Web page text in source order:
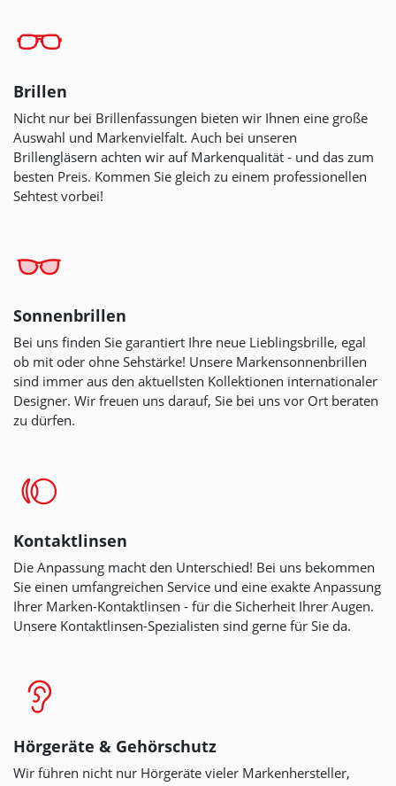
Brillen
Nicht nur bei Brillenfassungen bieten wir Ihnen eine große
Auswahl und Markenvielfalt. Auch bei unseren
Brillengläsern achten wir auf Markenqualität - und das zum
besten Preis. Kommen Sie gleich zu einem professionellen
Sehtest vorbei!
Sonnenbrillen
Bei uns finden Sie garantiert Ihre neue Lieblingsbrille, egal
ob mit oder ohne Sehstärke! Unsere Markensonnenbrillen
sind immer aus den aktuellsten Kollektionen internationaler
Designer. Wir freuen uns darauf, Sie bei uns vor Ort beraten
zu dürfen.
Kontaktlinsen
Die Anpassung macht den Unterschied! Bei uns bekommen
Sie einen umfangreichen Service und eine exakte Anpassung
Ihrer Marken-Kontaktlinsen - für die Sicherheit Ihrer Augen.
Unsere Kontaktlinsen-Spezialisten sind gerne für Sie da.
Hörgeräte & Gehörschutz
Wir führen nicht nur Hörgeräte vieler Markenhersteller,